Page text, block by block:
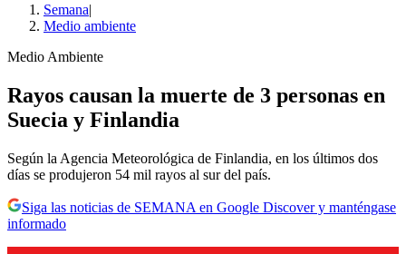
Semana|
Medio ambiente
Medio Ambiente
Rayos causan la muerte de 3 personas en
Suecia y Finlandia
Según la Agencia Meteorológica de Finlandia, en los últimos dos
días se produjeron 54 mil rayos al sur del país.
Siga las noticias de SEMANA en Google Discover y manténgase
informado